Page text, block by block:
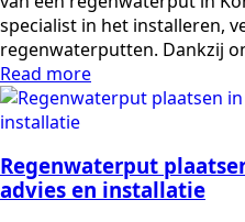
specialist in het installeren,
regenwaterputten. Dankzij
Read more
Regenwaterput
advies en installatie